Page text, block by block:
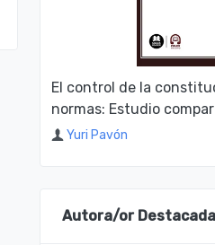
El control de la
normas: Estudio
Yuri Pavón
Autora/or